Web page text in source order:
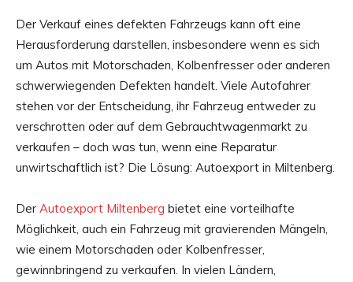
Der Verkauf eines defekten Fahrzeugs kann oft eine
Herausforderung darstellen, insbesondere wenn es sich
um Autos mit Motorschaden, Kolbenfresser oder anderen
schwerwiegenden Defekten handelt. Viele Autofahrer
stehen vor der Entscheidung, ihr Fahrzeug entweder zu
verschrotten oder auf dem Gebrauchtwagenmarkt zu
verkaufen – doch was tun, wenn eine Reparatur
unwirtschaftlich ist? Die Lösung: Autoexport in Miltenberg.
Der Autoexport Miltenberg bietet eine vorteilhafte
Möglichkeit, auch ein Fahrzeug mit gravierenden Mängeln,
wie einem Motorschaden oder Kolbenfresser,
gewinnbringend zu verkaufen. In vielen Ländern,